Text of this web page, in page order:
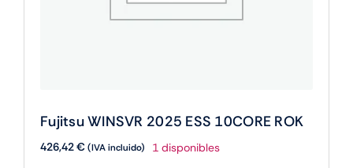
Fujitsu WINSVR 2025 ESS 10CORE ROK
426,42€(IVA incluido) 1 disponibles